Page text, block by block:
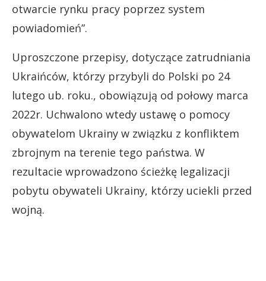
otwarcie rynku pracy poprzez system
powiadomień”.
Uproszczone przepisy, dotyczące zatrudniania
Ukraińców, którzy przybyli do Polski po 24
lutego ub. roku., obowiązują od połowy marca
2022r. Uchwalono wtedy ustawę o pomocy
obywatelom Ukrainy w związku z konfliktem
zbrojnym na terenie tego państwa. W
rezultacie wprowadzono ścieżkę legalizacji
pobytu obywateli Ukrainy, którzy uciekli przed
wojną.